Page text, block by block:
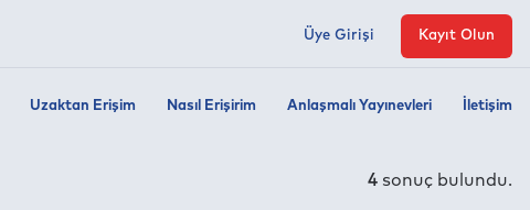
Uzaktan Erişim Nasıl Erişirim Anlaşmalı Yayınevleri İletişim
Üye Girişi Kayıt Olun
4 sonuç bulundu.